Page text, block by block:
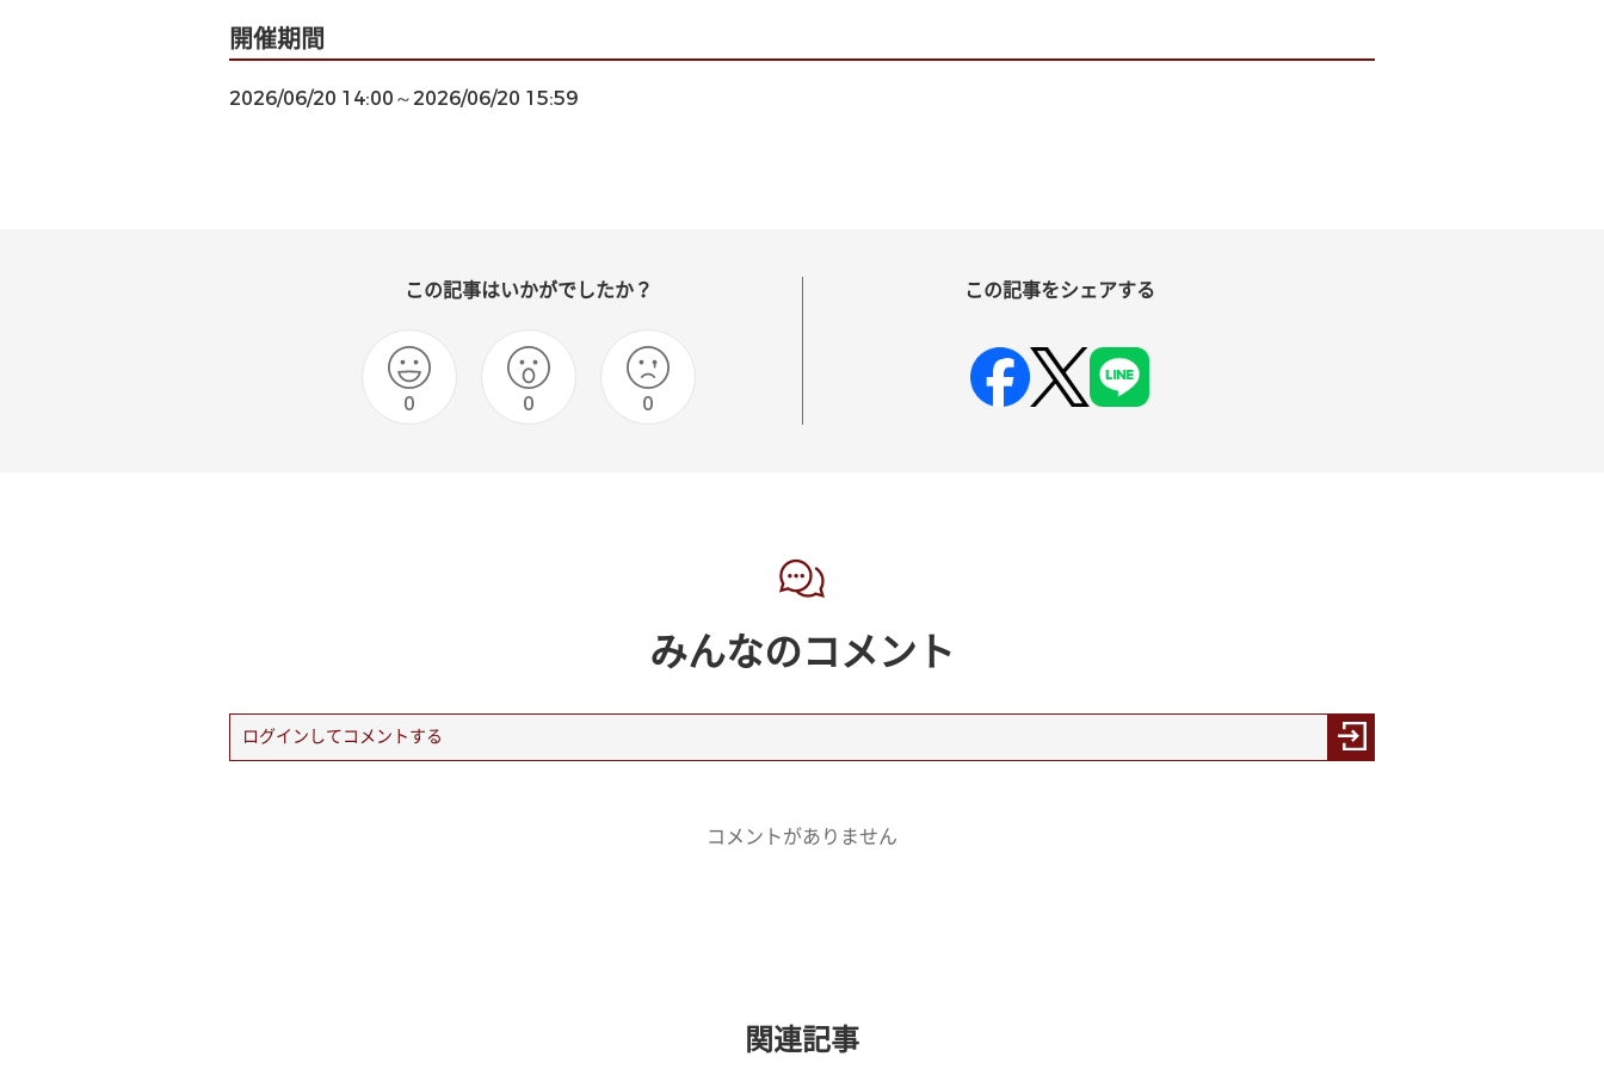
開催期間
2026/06/20 14:00～2026/06/20 15:59
この記事はいかがでしたか？
0 0 0
この記事をシェアする
みんなのコメント
コメントがありません
関連記事